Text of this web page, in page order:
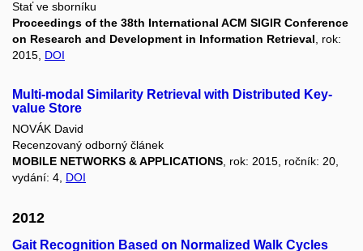
Stať ve sborníku
Proceedings of the 38th International ACM SIGIR Conference
on Research and Development in Information Retrieval, rok:
2015, DOI
Multi-modal Similarity Retrieval with Distributed Key-
value Store
NOVÁK David
Recenzovaný odborný článek
MOBILE NETWORKS & APPLICATIONS , rok: 2015, ročník: 20,
vydání: 4, DOI
2012
Gait Recognition Based on Normalized Walk Cycles